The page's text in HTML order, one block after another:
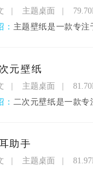
主题桌面
： 主题壁纸是一款专注于手机桌面美
元壁纸
主题桌面
： 二次元壁纸是一款专注于提供海量
助手
主题桌面